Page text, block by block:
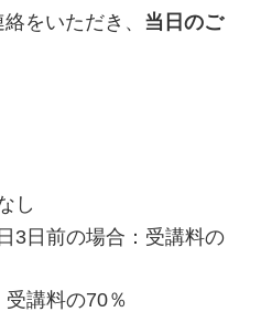
をいただき、 当日のご
し
3日前の場合：受講料の
講料の70％